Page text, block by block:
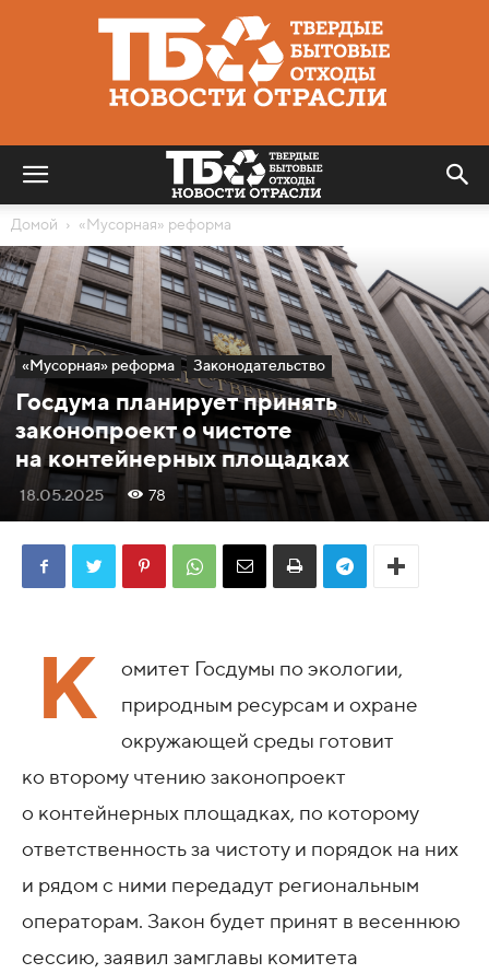
Твердые
бытовые
отходы
|
Домой «Мусорная» реформа
«Мусорная» реформа Законодательство
Госдума планирует принять
законопроект о чистоте
на контейнерных площадках
18.05.2025 78
К
омитет Госдумы по экологии,
природным ресурсам и охране
окружающей среды готовит
ко второму чтению законопроект
о контейнерных площадках, по которому
ответственность за чистоту и порядок на них
и рядом с ними передадут региональным
операторам. Закон будет принят в весеннюю
сессию, заявил замглавы комитета